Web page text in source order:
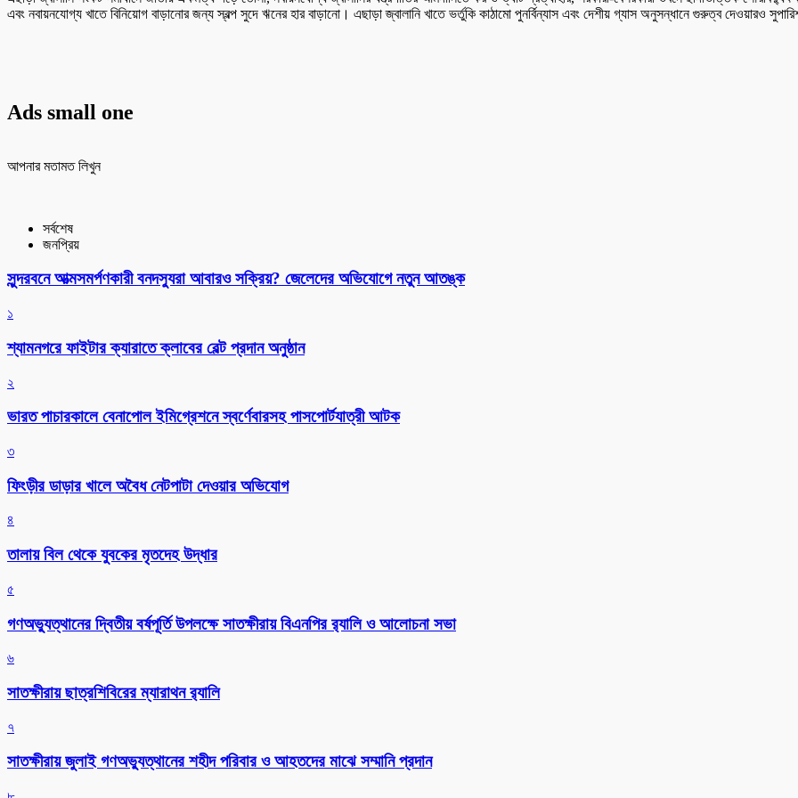
এবং নবায়নযোগ্য খাতে বিনিয়োগ বাড়ানোর জন্য স্বল্প সুদে ঋনের হার বাড়ানো। এছাড়া জ্বালানি খাতে ভর্তুকি কাঠামো পুনর্বিন্যাস এবং দেশীয় গ্যাস অনুসন্ধানে গুরুত্ব দেওয়ারও
Ads small one
আপনার মতামত লিখুন
সর্বশেষ
জনপ্রিয়
সুন্দরবনে আত্মসমর্পণকারী বনদস্যুরা আবারও সক্রিয়? জেলেদের অভিযোগে নতুন আতঙ্ক
১
শ্যামনগরে ফাইটার ক্যারাতে ক্লাবের বেল্ট প্রদান অনুষ্ঠান
২
ভারত পাচারকালে বেনাপোল ইমিগ্রেশনে স্বর্ণেবারসহ পাসপোর্টযাত্রী আটক
৩
ফিংড়ীর ডাড়ার খালে অবৈধ নেটপাটা দেওয়ার অভিযোগ
৪
তালায় বিল থেকে যুবকের মৃতদেহ উদ্ধার
৫
গণঅভ্যুত্থানের দ্বিতীয় বর্ষপূর্তি উপলক্ষে সাতক্ষীরায় বিএনপির র‌্যালি ও আলোচনা সভা
৬
সাতক্ষীরায় ছাত্রশিবিরের ম্যারাথন র‌্যালি
৭
সাতক্ষীরায় জুলাই গণঅভ্যুত্থানের শহীদ পরিবার ও আহতদের মাঝে সম্মানি প্রদান